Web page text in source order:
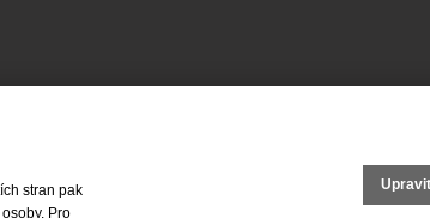
stran pak
Pro
Upravit